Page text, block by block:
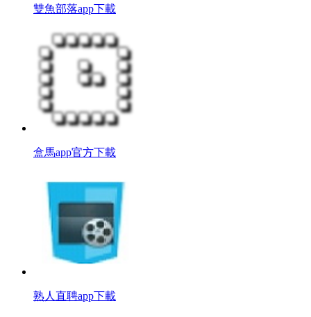
雙魚部落app下載
盒馬app官方下載
熟人直聘app下載